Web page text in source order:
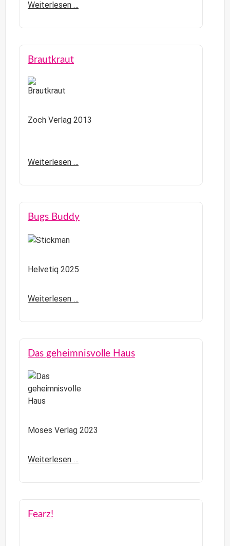
Weiterlesen …
Brautkraut
Zoch Verlag 2013
Weiterlesen …
Bugs Buddy
Helvetiq 2025
Weiterlesen …
Das geheimnisvolle Haus
Moses Verlag 2023
Weiterlesen …
Fearz!